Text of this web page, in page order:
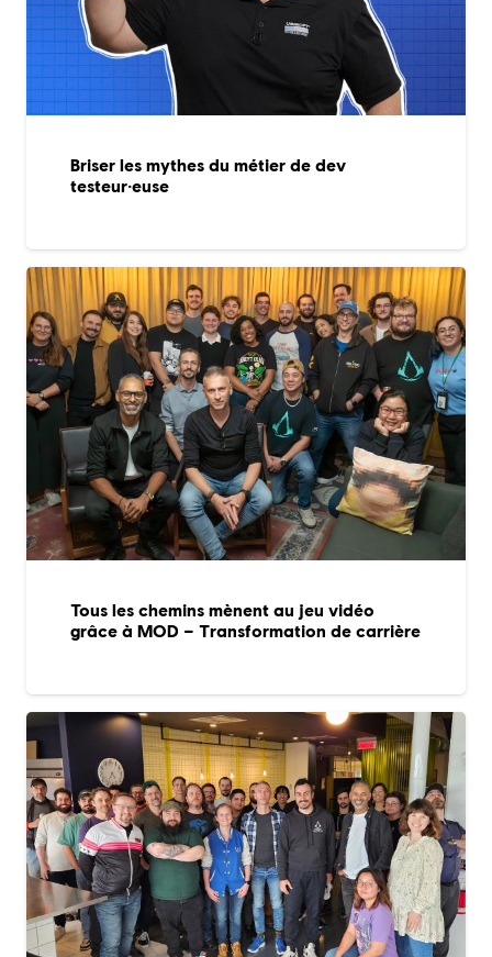
Briser les mythes du métier de dev
testeur·euse
Tous les chemins mènent au jeu vidéo
grâce à MOD – Transformation de carrière